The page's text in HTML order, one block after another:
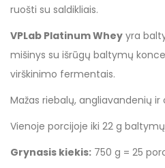
ruošti su saldikliais.
VPLab Platinum Whey yra
mišinys su išrūgų baltymų
virškinimo fermentais.
Mažas riebalų, angliavandenių ir
Vienoje porcijoje iki 22 g baltymų
Grynasis kiekis: 750 g = 25